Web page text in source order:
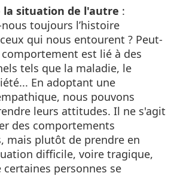
la situation de l'autre :
toujours l’histoire
qui nous entourent ? Peut-
est lié à des
tels que la maladie, le
En adoptant une
nous pouvons
leurs attitudes. Il ne s'agit
des comportements
mais plutôt de prendre en
difficile, voire tragique,
certaines personnes se